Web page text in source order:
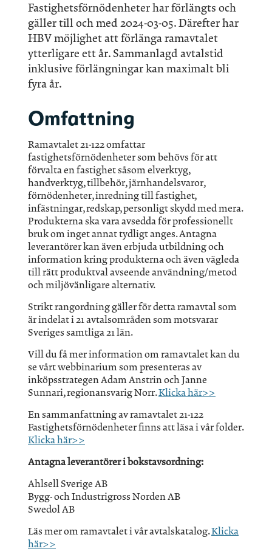
Fastighetsförnödenheter har förlängts och
gäller till och med 2024-03-05. Därefter har
HBV möjlighet att förlänga ramavtalet
ytterligare ett år. Sammanlagd avtalstid
inklusive förlängningar kan maximalt bli
fyra år.
Omfattning
Ramavtalet 21-122 omfattar
fastighetsförnödenheter som behövs för att
förvalta en fastighet såsom elverktyg,
handverktyg, tillbehör, järnhandelsvaror,
förnödenheter, inredning till fastighet,
infästningar, redskap, personligt skydd med mera.
Produkterna ska vara avsedda för professionellt
bruk om inget annat tydligt anges. Antagna
leverantörer kan även erbjuda utbildning och
information kring produkterna och även vägleda
till rätt produktval avseende användning/metod
och miljövänligare alternativ.
Strikt rangordning gäller för detta ramavtal som
är indelat i 21 avtalsområden som motsvarar
Sveriges samtliga 21 län.
Vill du få mer information om ramavtalet kan du
se vårt webbinarium som presenteras av
inköpsstrategen Adam Anstrin och Janne
Sunnari, regionansvarig Norr.Klicka här>>
En sammanfattning av ramavtalet 21-122
Fastighetsförnödenheter finns att läsa i vår folder.
Klicka här>>
Antagna leverantörer i bokstavsordning:
Ahlsell Sverige AB
Bygg- och Industrigross Norden AB
Swedol AB
Läs mer om ramavtalet i vår avtalskatalog.Klicka
här>>